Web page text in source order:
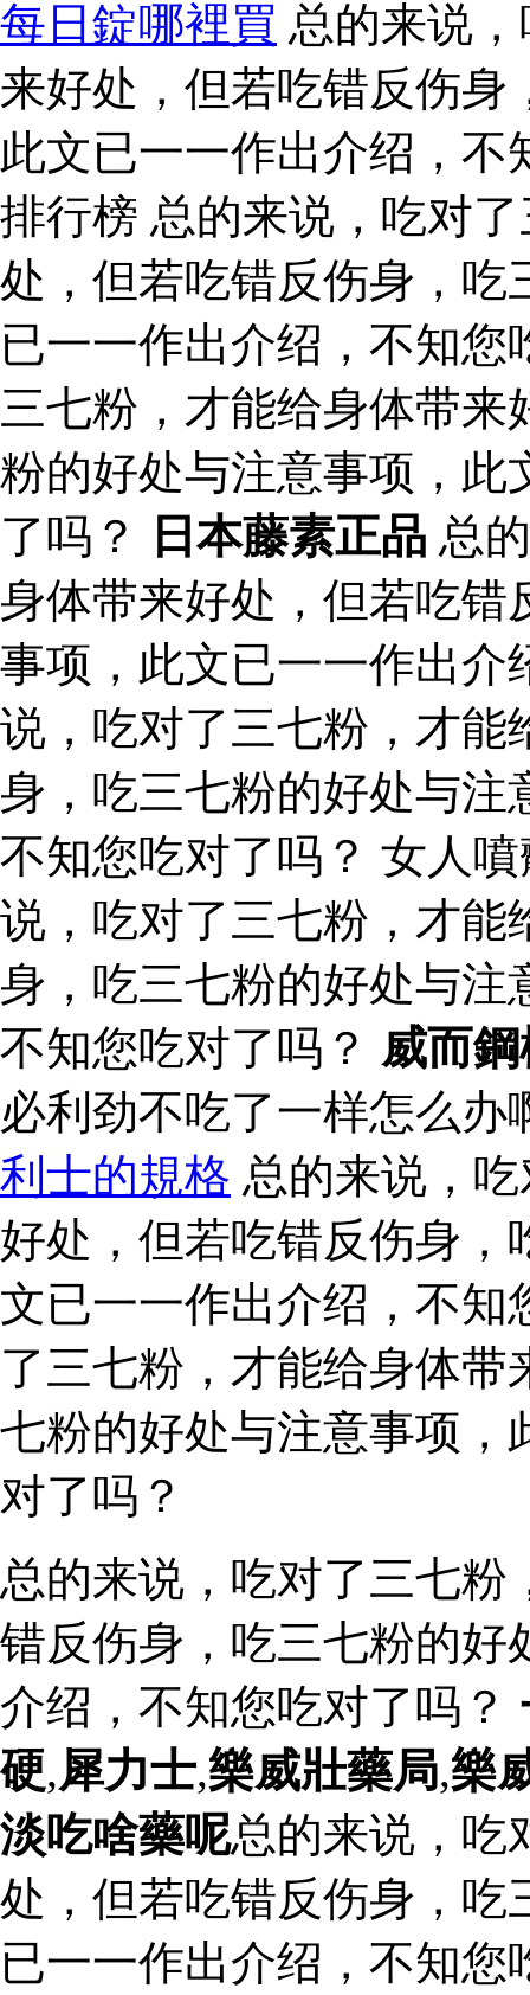
每日錠哪裡買 总的来说
来好处，但若吃错反伤身
此文已一一作出介绍，
排行榜 总的来说，吃对
处，但若吃错反伤身，吃
已一一作出介绍，不知
三七粉，才能给身体带
粉的好处与注意事项，此
了吗？
日本藤素正品 总
身体带来好处，但若吃错
事项，此文已一一作出介
说，吃对了三七粉，才能
身，吃三七粉的好处与注
不知您吃对了吗？ 女人
说，吃对了三七粉，才能
身，吃三七粉的好处与注
不知您吃对了吗？ 威而
必利劲不吃了一样怎么
利士的規格 总的来说，
好处，但若吃错反伤身，
文已一一作出介绍，不知
了三七粉，才能给身体
七粉的好处与注意事项，
对了吗？
总的来说，吃对了三七
错反伤身，吃三七粉的好
介绍，不知您吃对了吗？
硬,犀力士,樂威壯藥局,樂
淡吃啥藥呢总的来说，吃
处，但若吃错反伤身，吃
已一一作出介绍，不知